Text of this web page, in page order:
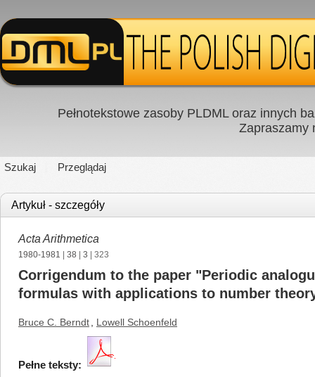
Pełnotekstowe zasoby PLDML oraz innych
Zapraszamy
Szukaj Przeglądaj
Artykuł - szczegóły
Acta Arithmetica
1980-1981 38 3 | 323
Corrigendum to the paper "Periodic
formulas with applications to number
Bruce C. Berndt Lowell Schoenfeld
Pełne teksty: